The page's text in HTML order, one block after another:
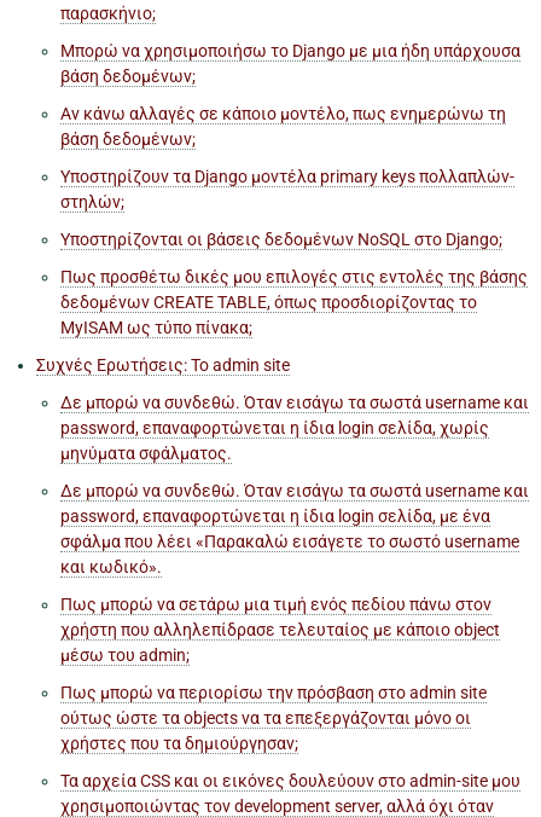
παρασκήνιο;
Μπορώ να χρησιμοποιήσω το Django με μια ήδη υπάρχουσα
βάση δεδομένων;
Αν κάνω αλλαγές σε κάποιο μοντέλο, πως ενημερώνω τη
βάση δεδομένων;
Υποστηρίζουν τα Django μοντέλα primary keys πολλαπλών-
στηλών;
Υποστηρίζονται οι βάσεις δεδομένων NoSQL στο Django;
Πως προσθέτω δικές μου επιλογές στις εντολές της βάσης
δεδομένων CREATE TABLE, όπως προσδιορίζοντας το
MyISAM ως τύπο πίνακα;
Συχνές Ερωτήσεις: Το admin site
Δε μπορώ να συνδεθώ. Όταν εισάγω τα σωστά username και
password, επαναφορτώνεται η ίδια login σελίδα, χωρίς
μηνύματα σφάλματος.
Δε μπορώ να συνδεθώ. Όταν εισάγω τα σωστά username και
password, επαναφορτώνεται η ίδια login σελίδα, με ένα
σφάλμα που λέει «Παρακαλώ εισάγετε το σωστό username
και κωδικό».
Πως μπορώ να σετάρω μια τιμή ενός πεδίου πάνω στον
χρήστη που αλληλεπίδρασε τελευταίος με κάποιο object
μέσω του admin;
Πως μπορώ να περιορίσω την πρόσβαση στο admin site
ούτως ώστε τα objects να τα επεξεργάζονται μόνο οι
χρήστες που τα δημιούργησαν;
Τα αρχεία CSS και οι εικόνες δουλεύουν στο admin-site μου
χρησιμοποιώντας τον development server, αλλά όχι όταν